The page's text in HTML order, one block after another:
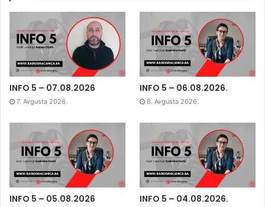
INFO 5 – 07.08.2026
7. Avgusta 2026.
INFO 5 – 06.08.2026.
6. Avgusta 2026.
INFO 5 – 05.08.2026 INFO 5 – 04.08.2026.